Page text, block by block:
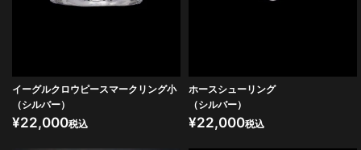
イーグルクロウピースマークリング小
（シルバー）
¥22,000税込
ホースシューリング
（シルバー）
¥22,000税込